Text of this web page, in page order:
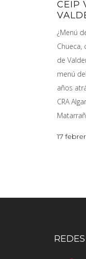
CEIP
¿Menú
Chueca,
de
menú
años
CRA
17